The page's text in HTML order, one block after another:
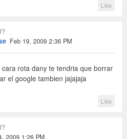
Like
Feb 19, 2009 2:36 PM
rota dany te tendria que borrar
el google tambien jajajaja
Like
2009 1:26 PM